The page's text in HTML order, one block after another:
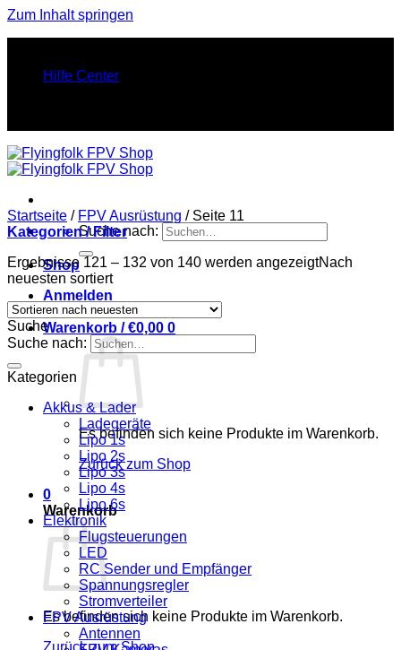
Zum Inhalt springen
Hilfe Center
Suche nach:
Shop
Anmelden
Warenkorb /€0,00 0
Es befinden sich keine Produkte im Warenkorb.
Zurück zum Shop
0
Warenkorb
Es befinden sich keine Produkte im Warenkorb.
Zurück zum Shop
Startseite / FPV Ausrüstung /Seite 11
Kategorien / Filter
Ergebnisse 121 – 132 von 140 werden angezeigtNach
neuesten sortiert
Suche
Suche nach:
Kategorien
Akkus & Lader
Ladegeräte
Lipo 1s
Lipo 2s
Lipo 3s
Lipo 4s
Lipo 6s
Elektronik
Flugsteuerungen
LED
RC Sender und Empfänger
Spannungsregler
Stromverteiler
FPV Ausrüstung
Antennen